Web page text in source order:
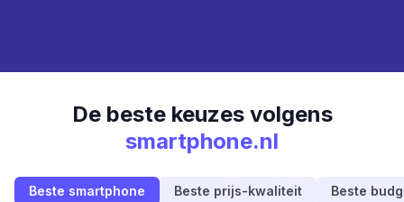
De beste keuzes volgens
smartphone.nl
Beste smartphone Beste prijs-kwaliteit Beste